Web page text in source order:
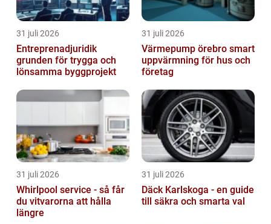
31 juli 2026
Entreprenadjuridik
grunden för trygga och
lönsamma byggprojekt
31 juli 2026
Värmepump örebro smart
uppvärmning för hus och
företag
31 juli 2026
Whirlpool service - så får
du vitvarorna att hålla
längre
31 juli 2026
Däck Karlskoga - en guide
till säkra och smarta val